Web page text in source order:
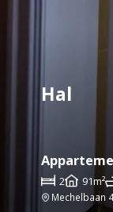
Hal
2 91m²
Mechelbaan